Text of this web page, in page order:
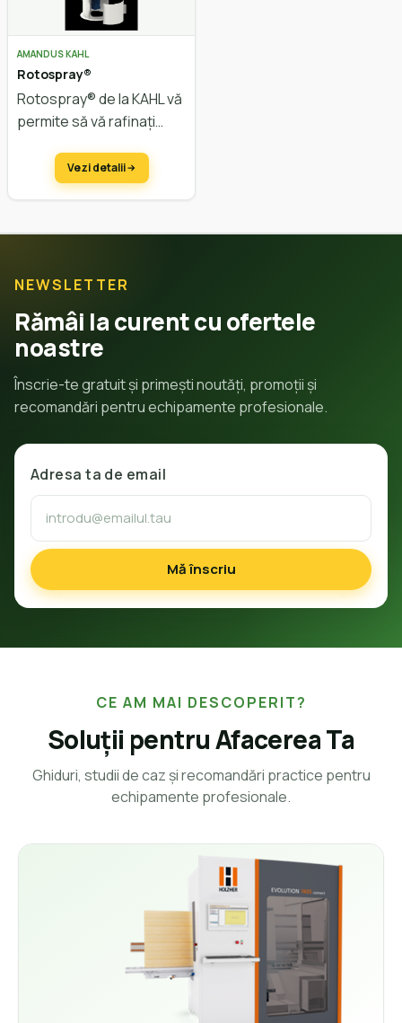
AMANDUS KAHL
Rotospray®
Rotospray® de la KAHL vă
permite să vă rafinați
ajutorul aditivilor lichizi:
adăugați ingrediente
dvs. sau rafinați-l în
Vezi detalii
NEWSLETTER
Rămâi la curent cu ofertele
noastre
Înscrie-te gratuit și primești noutăți, promoții și
recomandări pentru echipamente profesionale.
Adresa ta de email
Mă înscriu
CE AM MAI DESCOPERIT?
Soluții pentru Afacerea Ta
Ghiduri, studii de caz și recomandări practice pentru
echipamente profesionale.